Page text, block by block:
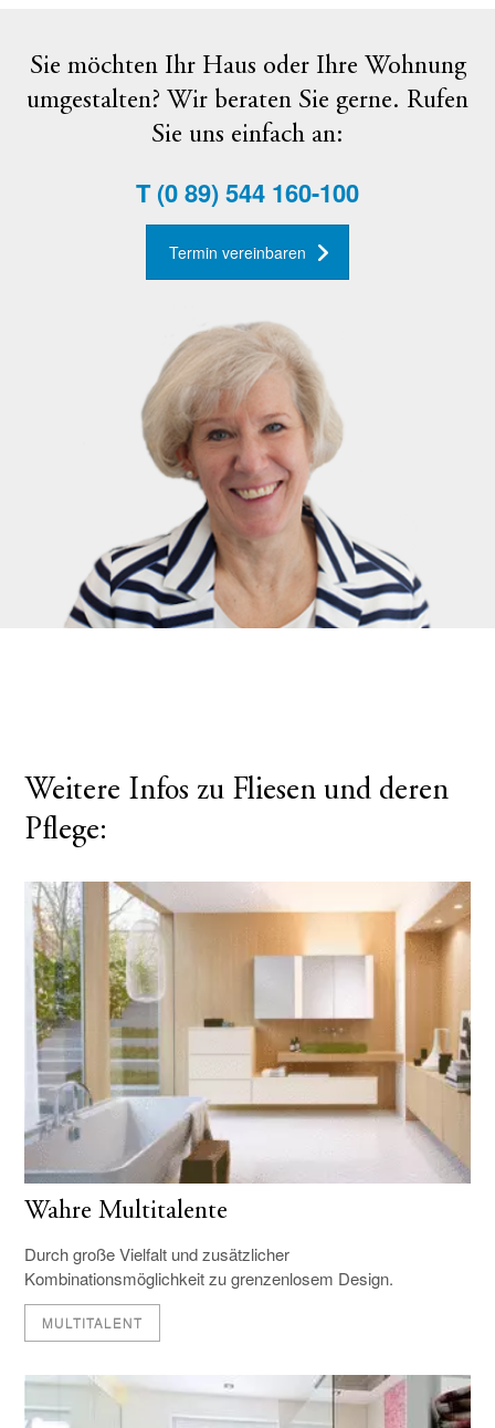
Sie möchten Ihr Haus oder Ihre Wohnung
umgestalten? Wir beraten Sie gerne. Rufen
Sie uns einfach an:
T(0 89) 544 160-100
Termin vereinbaren
Weitere Infos zu Fliesen und deren
Pflege:
Wahre Multitalente
Durch große Vielfalt und zusätzlicher
Kombinationsmöglichkeit zu grenzenlosem Design.
MULTITALENT